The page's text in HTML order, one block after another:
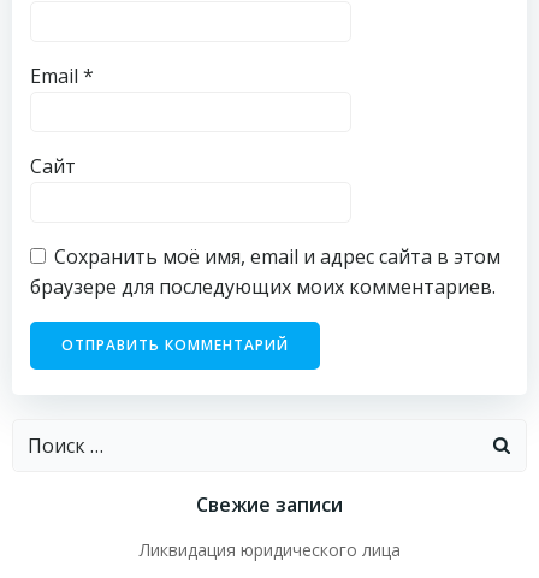
Email *
Сайт
Сохранить моё имя, email и адрес сайта в этом
браузере для последующих моих комментариев.
Найти:
Свежие записи
Ликвидация юридического лица